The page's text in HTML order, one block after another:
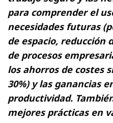
para comprender el
necesidades futuras
de espacio, reducción
de procesos
los ahorros de costes
30%) y las ganancias
productividad.
mejores prácticas en